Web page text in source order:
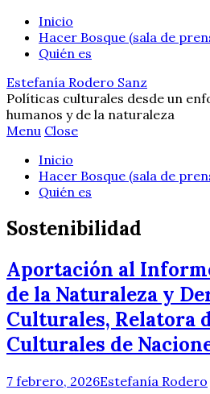
Inicio
Hacer Bosque (sala de
Quién es
Estefanía Rodero Sanz
Políticas culturales desde un
humanos y de la naturaleza
Menu Close
Inicio
Hacer Bosque (sala de
Quién es
Sostenibilidad
Aportación al
de la Naturaleza y
Culturales, Relatora
Culturales de
7 febrero, 2026Estefanía Rodero